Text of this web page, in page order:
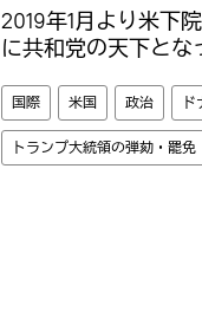
2019年1月より米下
に共和党の天下とな
国際 米国 政治
トランプ大統領の弾劾・罷免